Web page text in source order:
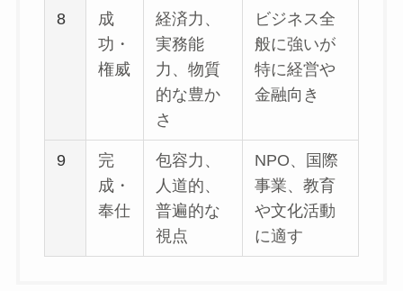
8
成
功・
権威
経済力、
実務能
力、物質
的な豊か
さ
ビジネス全
般に強いが
特に経営や
金融向き
9
完
成・
奉仕
包容力、
人道的、
普遍的な
視点
NPO、国際
事業、教育
や文化活動
に適す